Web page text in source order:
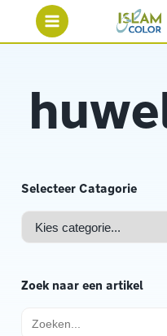
Selecteer Catagorie
Zoek naar een artikel
naar: